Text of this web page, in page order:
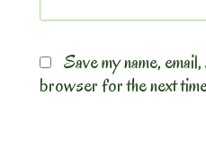
Save my name,
browser for the next